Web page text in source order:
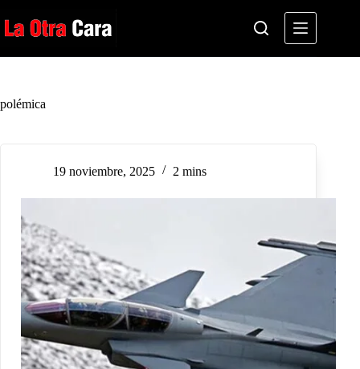
al
contenido
polémica
19 noviembre, 2025 2 mins